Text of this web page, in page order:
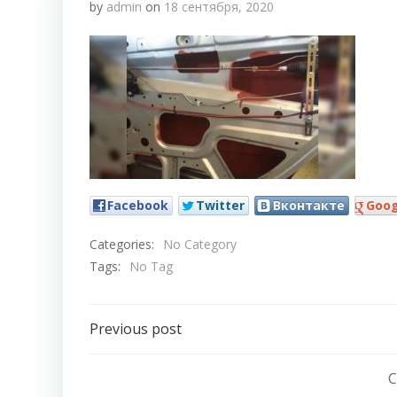
by admin on 18 сентября, 2020
Facebook Twitter Вконтакте
Categories:
No Category
Tags:
No Tag
Навигация
Previous post